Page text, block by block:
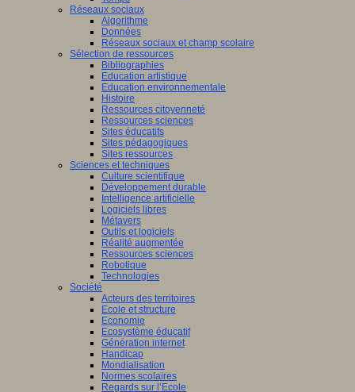
Réseaux sociaux
Algorithme
Données
Réseaux sociaux et champ scolaire
Sélection de ressources
Bibliographies
Education artistique
Education environnementale
Histoire
Ressources citoyenneté
Ressources sciences
Sites éducatifs
Sites pédagogiques
Sites ressources
Sciences et techniques
Culture scientifique
Développement durable
Intelligence artificielle
Logiciels libres
Métavers
Outils et logiciels
Réalité augmentée
Ressources sciences
Robotique
Technologies
Société
Acteurs des territoires
Ecole et structure
Economie
Ecosystème éducatif
Génération internet
Handicap
Mondialisation
Normes scolaires
Regards sur l’Ecole